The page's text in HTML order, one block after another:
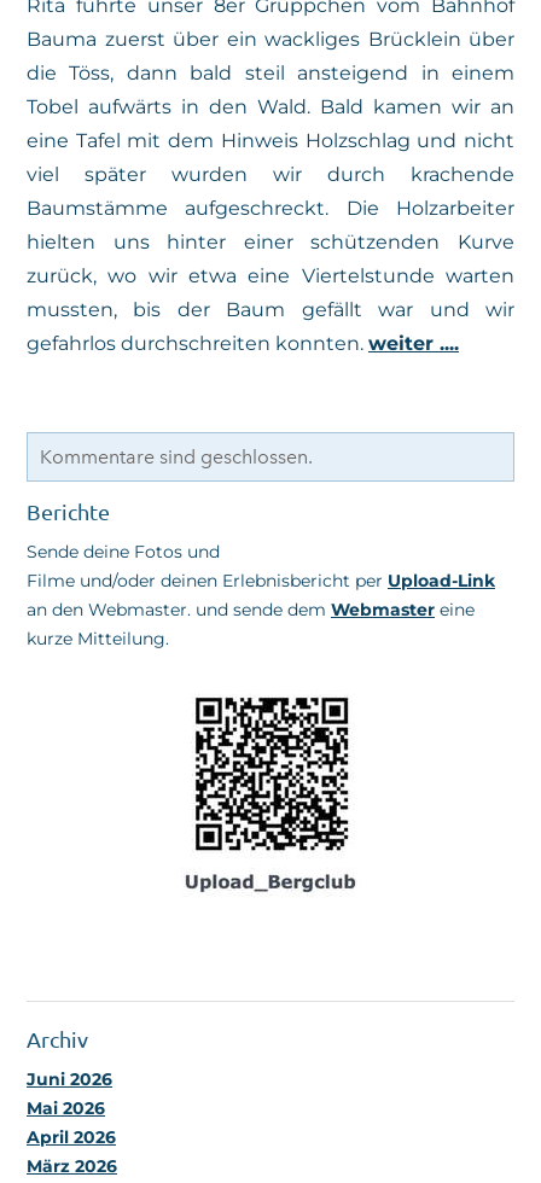
Rita führte unser 8er Grüppchen vom Bahnhof
Bauma zuerst über ein wackliges Brücklein über
die Töss, dann bald steil ansteigend in einem
Tobel aufwärts in den Wald. Bald kamen wir an
eine Tafel mit dem Hinweis Holzschlag und nicht
viel später wurden wir durch krachende
Baumstämme aufgeschreckt. Die Holzarbeiter
hielten uns hinter einer schützenden Kurve
zurück, wo wir etwa eine Viertelstunde warten
mussten, bis der Baum gefällt war und wir
gefahrlos durchschreiten konnten. weiter ....
Kommentare sind geschlossen.
Berichte
Sende deine Fotos und
Filme und/oder deinen Erlebnisbericht per Upload-Link
an den Webmaster. und sende dem Webmaster eine
kurze Mitteilung.
Archiv
Juni 2026
Mai 2026
April 2026
März 2026
Tourenberichte